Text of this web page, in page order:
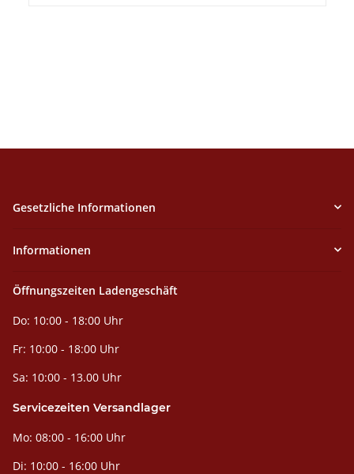
Gesetzliche Informationen
Informationen
Öffnungszeiten Ladengeschäft
Do: 10:00 - 18:00 Uhr
Fr: 10:00 - 18:00 Uhr
Sa: 10:00 - 13.00 Uhr
Servicezeiten Versandlager
Mo: 08:00 - 16:00 Uhr
Di: 10:00 - 16:00 Uhr